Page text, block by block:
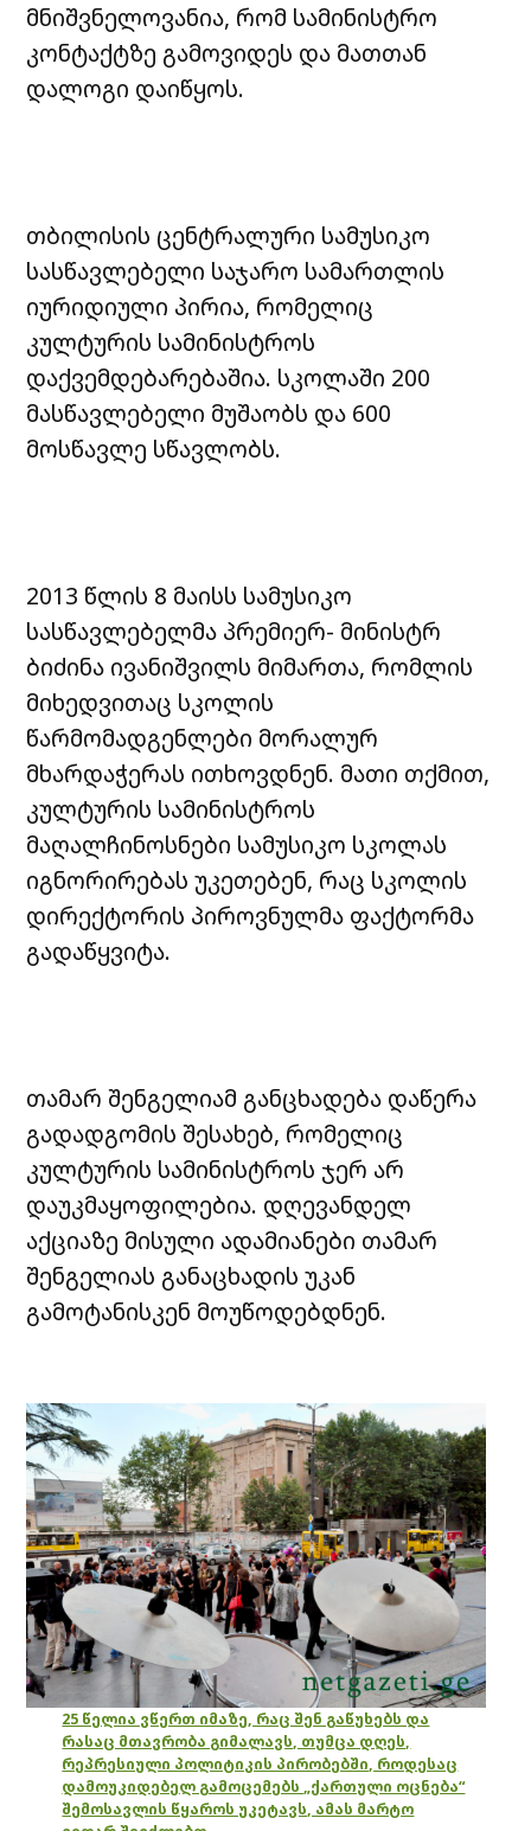
მნიშვნელოვანია, რომ სამინისტრო
კონტაქტზე გამოვიდეს და მათთან
დალოგი დაიწყოს.
თბილისის ცენტრალური სამუსიკო
სასწავლებელი საჯარო სამართლის
იურიდიული პირია, რომელიც
კულტურის სამინისტროს
დაქვემდებარებაშია. სკოლაში 200
მასწავლებელი მუშაობს და 600
მოსწავლე სწავლობს.
2013 წლის 8 მაისს სამუსიკო
სასწავლებელმა პრემიერ- მინისტრ
ბიძინა ივანიშვილს მიმართა, რომლის
მიხედვითაც სკოლის
წარმომადგენლები მორალურ
მხარდაჭერას ითხოვდნენ. მათი თქმით,
კულტურის სამინისტროს
მაღალჩინოსნები სამუსიკო სკოლას
იგნორირებას უკეთებენ, რაც სკოლის
დირექტორის პიროვნულმა ფაქტორმა
გადაწყვიტა.
თამარ შენგელიამ განცხადება დაწერა
გადადგომის შესახებ, რომელიც
კულტურის სამინისტროს ჯერ არ
დაუკმაყოფილებია. დღევანდელ
აქციაზე მისული ადამიანები თამარ
შენგელიას განაცხადის უკან
გამოტანისკენ მოუწოდებდნენ.
25 წელია ვწერთ იმაზე, რაც შენ გაწუხებს და
რასაც მთავრობა გიმალავს, თუმცა დღეს,
რეპრესიული პოლიტიკის პირობებში, როდესაც
დამოუკიდებელ გამოცემებს „ქართული ოცნება“
შემოსავლის წყაროს უკეტავს, ამას მარტო